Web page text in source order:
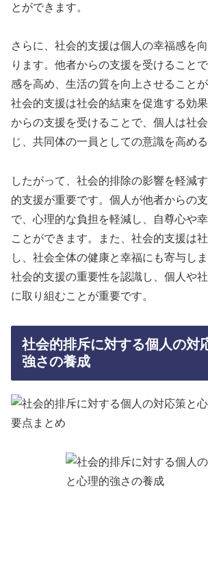
とができます。
さらに、社会的支援は個人の幸福感を
ります。他者からの支援を受けること
感を高め、生活の質を向上させることが
社会的支援は社会的結束を促進する効
からの支援を受けることで、個人は社
じ、共同体の一員としての意識を高め
したがって、社会的排除の影響を軽減
的支援が重要です。個人が他者からの
で、心理的な負担を軽減し、自尊心や
ことができます。また、社会的支援は
し、社会全体の健康と幸福にも寄与し
社会的支援の重要性を認識し、個人や
に取り組むことが重要です。
社会的排斥に対する個人の対
強さの養成